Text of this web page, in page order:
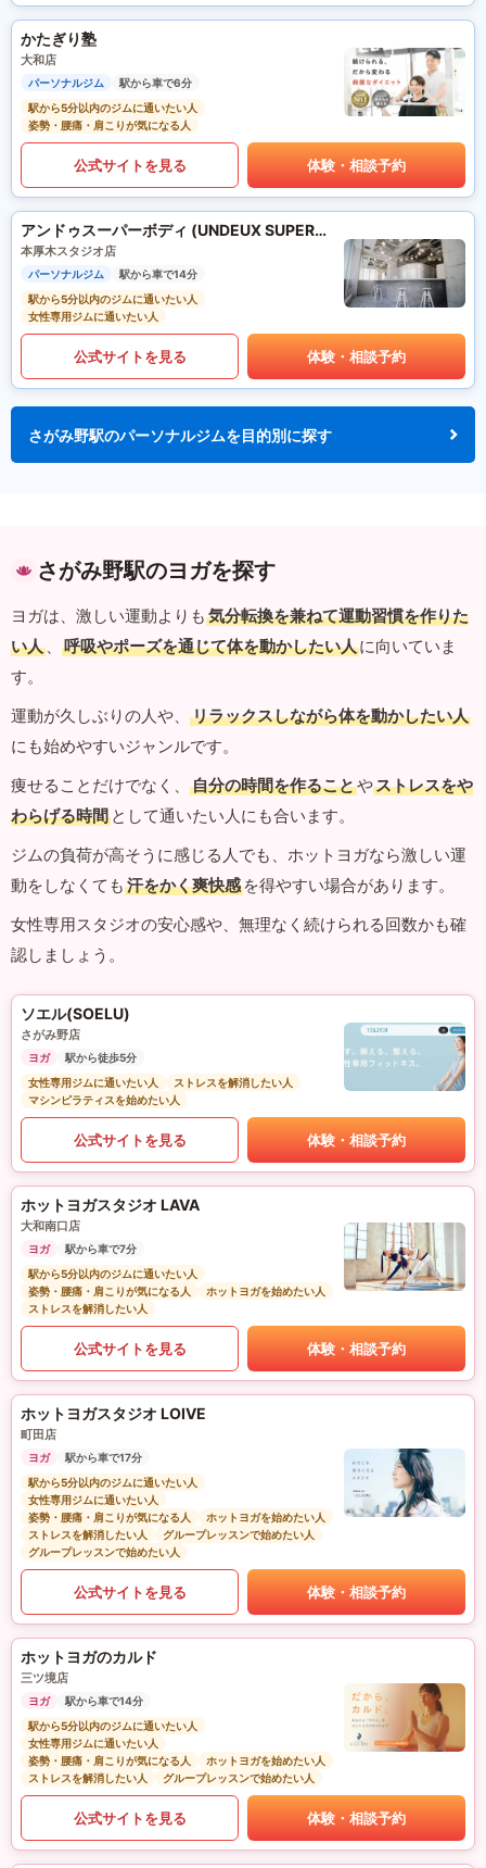
かたぎり塾
大和店
パーソナルジム
駅から車で6分
駅から5分以内のジムに通いたい人
姿勢・腰痛・肩こりが気になる人
公式サイトを見る 体験・相談予約
アンドゥスーパーボディ (UNDEUX SUPERBODY)
本厚木スタジオ店
パーソナルジム
駅から車で14分
駅から5分以内のジムに通いたい人
女性専用ジムに通いたい人
公式サイトを見る 体験・相談予約
さがみ野駅のパーソナルジムを目的別に探す
さがみ野駅のヨガを探す
ヨガは、激しい運動よりも 気分転換を兼ねて運動習慣を作りた
い人 、 呼吸やポーズを通じて体を動かしたい人に向いていま
す。
運動が久しぶりの人や、
リラックスしながら体を動かしたい人
にも始めやすいジャンルです。
痩せることだけでなく、
自分の時間を作ることやストレスをや
わらげる時間 として通いたい人にも合います。
ジムの負荷が高そうに感じる人でも、ホットヨガなら激しい運
動をしなくても 汗をかく爽快感 を得やすい場合があります。
女性専用スタジオの安心感や、無理なく続けられる回数かも確
認しましょう。
ソエル(SOELU)
さがみ野店
ヨガ
駅から徒歩5分
女性専用ジムに通いたい人
ストレスを解消したい人
マシンピラティスを始めたい人
公式サイトを見る 体験・相談予約
ホットヨガスタジオ LAVA
大和南口店
ヨガ
駅から車で7分
駅から5分以内のジムに通いたい人
姿勢・腰痛・肩こりが気になる人
ホットヨガを始めたい人
ストレスを解消したい人
公式サイトを見る 体験・相談予約
ホットヨガスタジオ LOIVE
町田店
ヨガ
駅から車で17分
駅から5分以内のジムに通いたい人
女性専用ジムに通いたい人
姿勢・腰痛・肩こりが気になる人
ホットヨガを始めたい人
ストレスを解消したい人
グループレッスンで始めたい人
グループレッスンで始めたい人
公式サイトを見る 体験・相談予約
ホットヨガのカルド
三ツ境店
ヨガ
駅から車で14分
駅から5分以内のジムに通いたい人
女性専用ジムに通いたい人
姿勢・腰痛・肩こりが気になる人
ホットヨガを始めたい人
ストレスを解消したい人
グループレッスンで始めたい人
公式サイトを見る 体験・相談予約